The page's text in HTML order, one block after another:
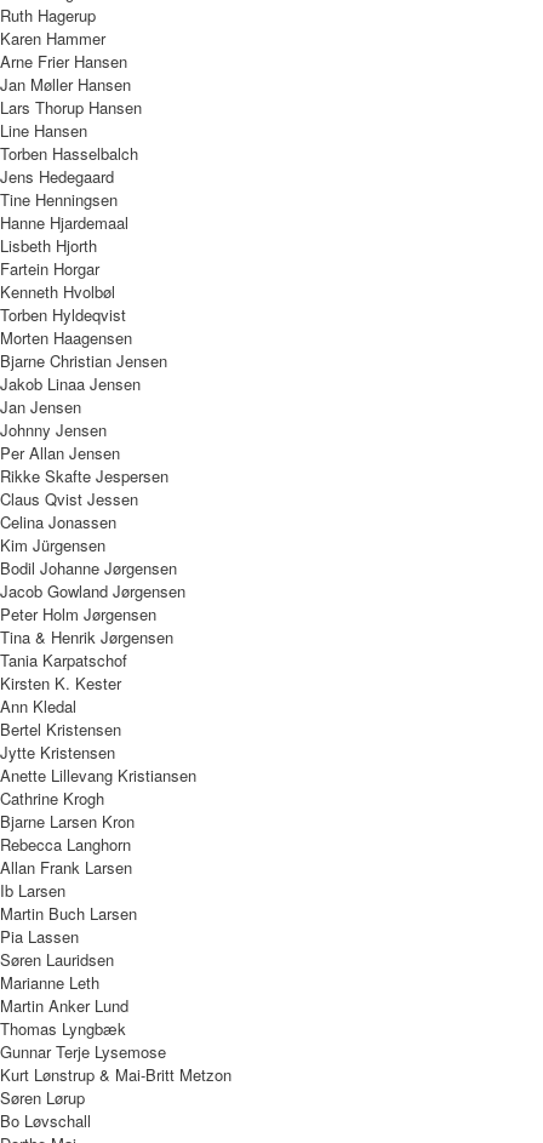
Ruth Hagerup
Karen Hammer
Arne Frier Hansen
Jan Møller Hansen
Lars Thorup Hansen
Line Hansen
Torben Hasselbalch
Jens Hedegaard
Tine Henningsen
Hanne Hjardemaal
Lisbeth Hjorth
Fartein Horgar
Kenneth Hvolbøl
Torben Hyldeqvist
Morten Haagensen
Bjarne Christian Jensen
Jakob Linaa Jensen
Jan Jensen
Johnny Jensen
Per Allan Jensen
Rikke Skafte Jespersen
Claus Qvist Jessen
Celina Jonassen
Kim Jürgensen
Bodil Johanne Jørgensen
Jacob Gowland Jørgensen
Peter Holm Jørgensen
Tina & Henrik Jørgensen
Tania Karpatschof
Kirsten K. Kester
Ann Kledal
Bertel Kristensen
Jytte Kristensen
Anette Lillevang Kristiansen
Cathrine Krogh
Bjarne Larsen Kron
Rebecca Langhorn
Allan Frank Larsen
Ib Larsen
Martin Buch Larsen
Pia Lassen
Søren Lauridsen
Marianne Leth
Martin Anker Lund
Thomas Lyngbæk
Gunnar Terje Lysemose
Kurt Lønstrup & Mai-Britt Metzon
Søren Lørup
Bo Løvschall